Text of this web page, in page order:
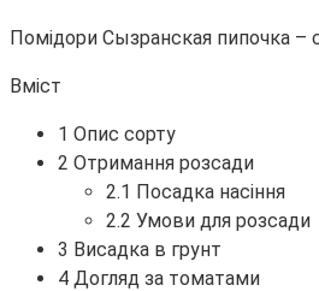
Помідори Сызранская пипочка –
Вміст
1 Опис сорту
2 Отримання розсади
2.1 Посадка насіння
2.2 Умови для розсади
3 Висадка в грунт
4 Догляд за томатами